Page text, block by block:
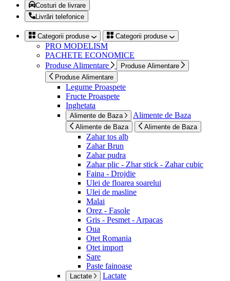
Costuri de livrare
Livrări telefonice
Categorii produse Categorii produse
PRO MODELISM
PACHETE ECONOMICE
Produse Alimentare
Produse Alimentare
Produse Alimentare
Legume Proaspete
Fructe Proaspete
Inghetata
Alimente de Baza Alimente de Baza
Alimente de Baza Alimente de Baza
Zahar tos alb
Zahar Brun
Zahar pudra
Zahar plic - Zhar stick - Zahar cubic
Faina - Drojdie
Ulei de floarea soarelui
Ulei de masline
Malai
Orez - Fasole
Gris - Pesmet - Arpacas
Oua
Otet Romania
Otet import
Sare
Paste fainoase
Lactate Lactate